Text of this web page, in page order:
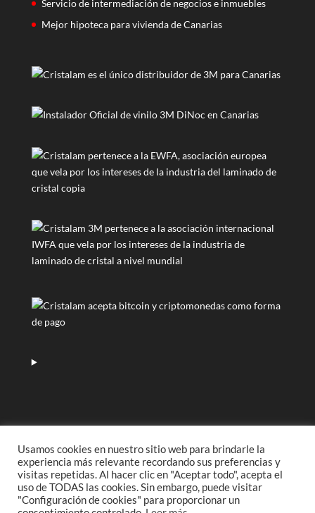
Servicio de intermediación de negocios e inmuebles
Mejor hipoteca para vivienda de Canarias
Cristalam es una marca propiedad deInversiones y
Usamos cookies en nuestro sitio web para brindarle la
experiencia más relevante recordando sus preferencias y
visitas repetidas. Al hacer clic en "Aceptar todo", acepta el
uso de TODAS las cookies. Sin embargo, puede visitar
"Configuración de cookies" para proporcionar un